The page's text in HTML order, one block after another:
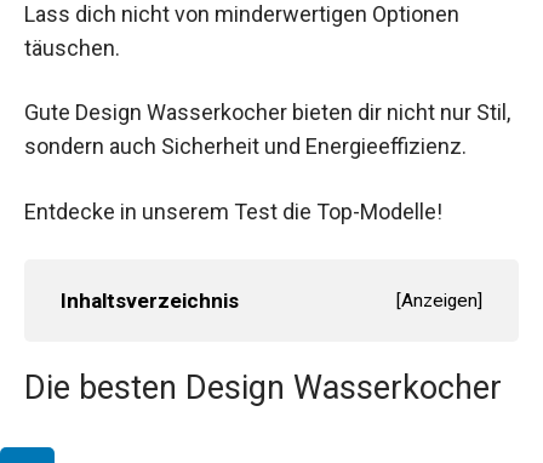
Lass dich nicht von minderwertigen Optionen
täuschen.
Gute Design Wasserkocher bieten dir nicht nur Stil,
sondern auch Sicherheit und Energieeffizienz.
Entdecke in unserem Test die Top-Modelle!
Inhaltsverzeichnis [Anzeigen]
Die besten Design Wasserkocher